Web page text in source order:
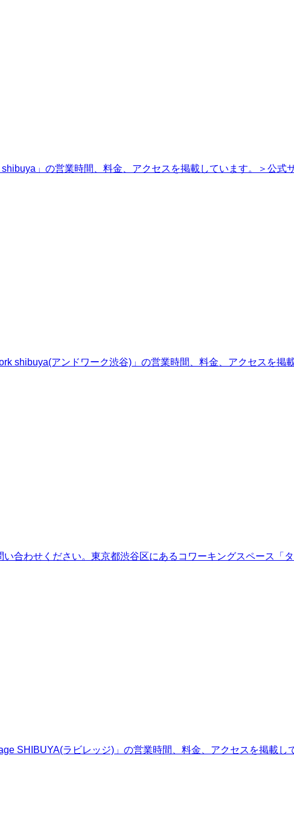
」の営業時間、料金、アクセスを掲載しています。＞公式
shibuya(アンドワーク渋谷)」の営業時間、料金、アクセスを掲
合わせください。東京都渋谷区にあるコワーキングスペース「
SHIBUYA(ラビレッジ)」の営業時間、料金、アクセスを掲載し